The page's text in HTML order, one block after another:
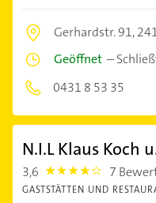
Gerhardstr. 91,
Geöffnet –
0431 8 53 35
N.I.L Klaus Koch
3,6 3.6000001 7
GASTSTÄTTEN UND